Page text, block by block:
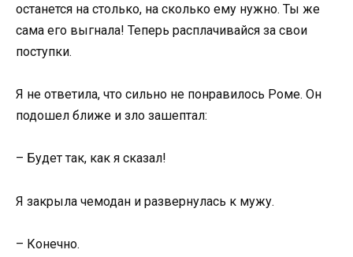
останется на столько, на сколько ему нужно. Ты же
сама его выгнала! Теперь расплачивайся за свои
поступки.
Я не ответила, что сильно не понравилось Роме. Он
подошел ближе и зло зашептал:
– Будет так, как я сказал!
Я закрыла чемодан и развернулась к мужу.
– Конечно.